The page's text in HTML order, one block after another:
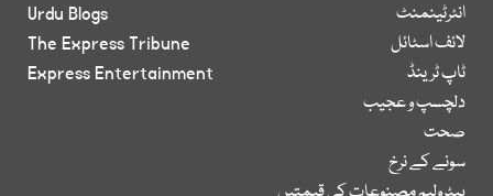
انٹرٹینمنٹ
لائف اسٹائل
ٹاپ ٹرینڈ
دلچسپ و عجیب
صحت
سونے کے نرخ
Urdu Blogs
The Express Tribune
Express Entertainment